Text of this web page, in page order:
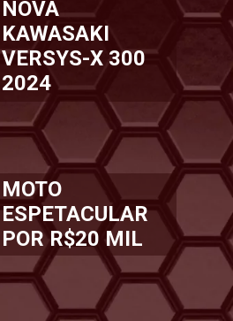
NOVA
KAWASAKI
VERSYS-X 300
2024
MOTO
ESPETACULAR
POR R$20 MIL